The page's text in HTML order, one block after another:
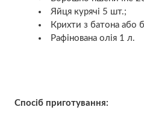
Яйця курячі 5 шт.;
Крихти з батона або
Рафінована олія 1 л.
Спосіб приготування: